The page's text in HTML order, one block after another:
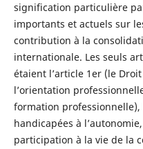
signification particulière
importants et actuels sur
contribution à la
internationale. Les seuls
étaient l’article 1er (le
l’orientation
formation professionnelle),
handicapées à
participation à la vie de la